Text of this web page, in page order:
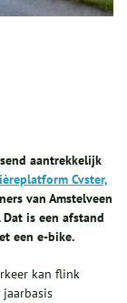
aantrekkelijk
Cvster,
van Amstelveen
is een afstand
een e-bike.
kan flink